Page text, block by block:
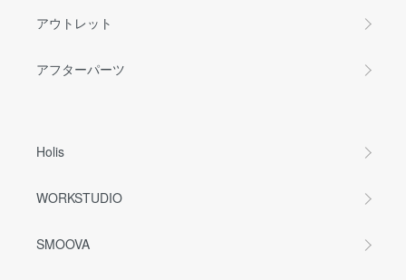
アウトレット
アフターパーツ
Holis
WORKSTUDIO
SMOOVA